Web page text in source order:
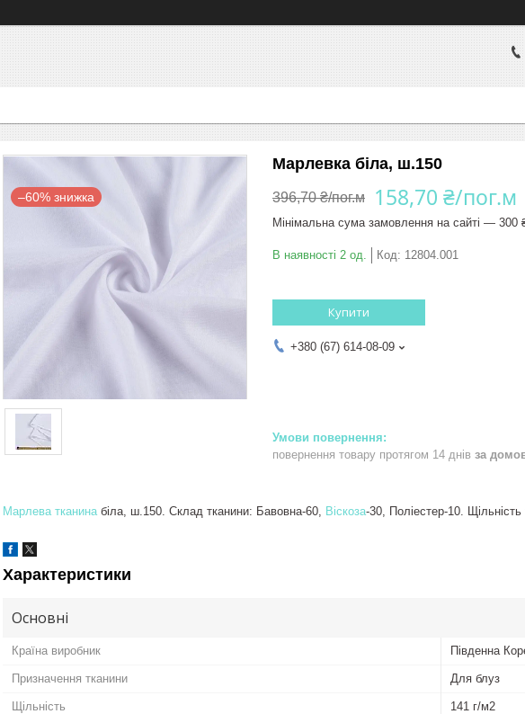
–60%
Марлевка біла, ш.150
396,70 ₴/пог.м 158,70 ₴/пог.м
Мінімальна сума замовлення на сайті — 300
В наявності 2 од. Код: 12804.001
Купити
+380 (67) 614-08-09
повернення товару протягом 14 днів за
Марлева тканина біла, ш.150. Склад тканини: Бавовна-60, Віскоза-30, Поліестер-10.
Характеристики
Основні
Країна виробник Південна
Призначення тканини Для блуз
Щільність 141 г/м2